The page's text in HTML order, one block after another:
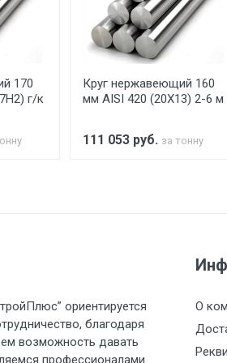
товара, Клиент заранее
не более 2-х часов.
доставки по РФ
вес до 2 тн 6500 с
вес до 3 тн 7500 с
вес до 5 тн 9000 с
170
г/к
Круг нержавеющий 160
мм AISI 420 (20Х13) 2-6 м
111 053 руб. за тонну
ориентируется
благодаря
возможность давать
профессионалами
О